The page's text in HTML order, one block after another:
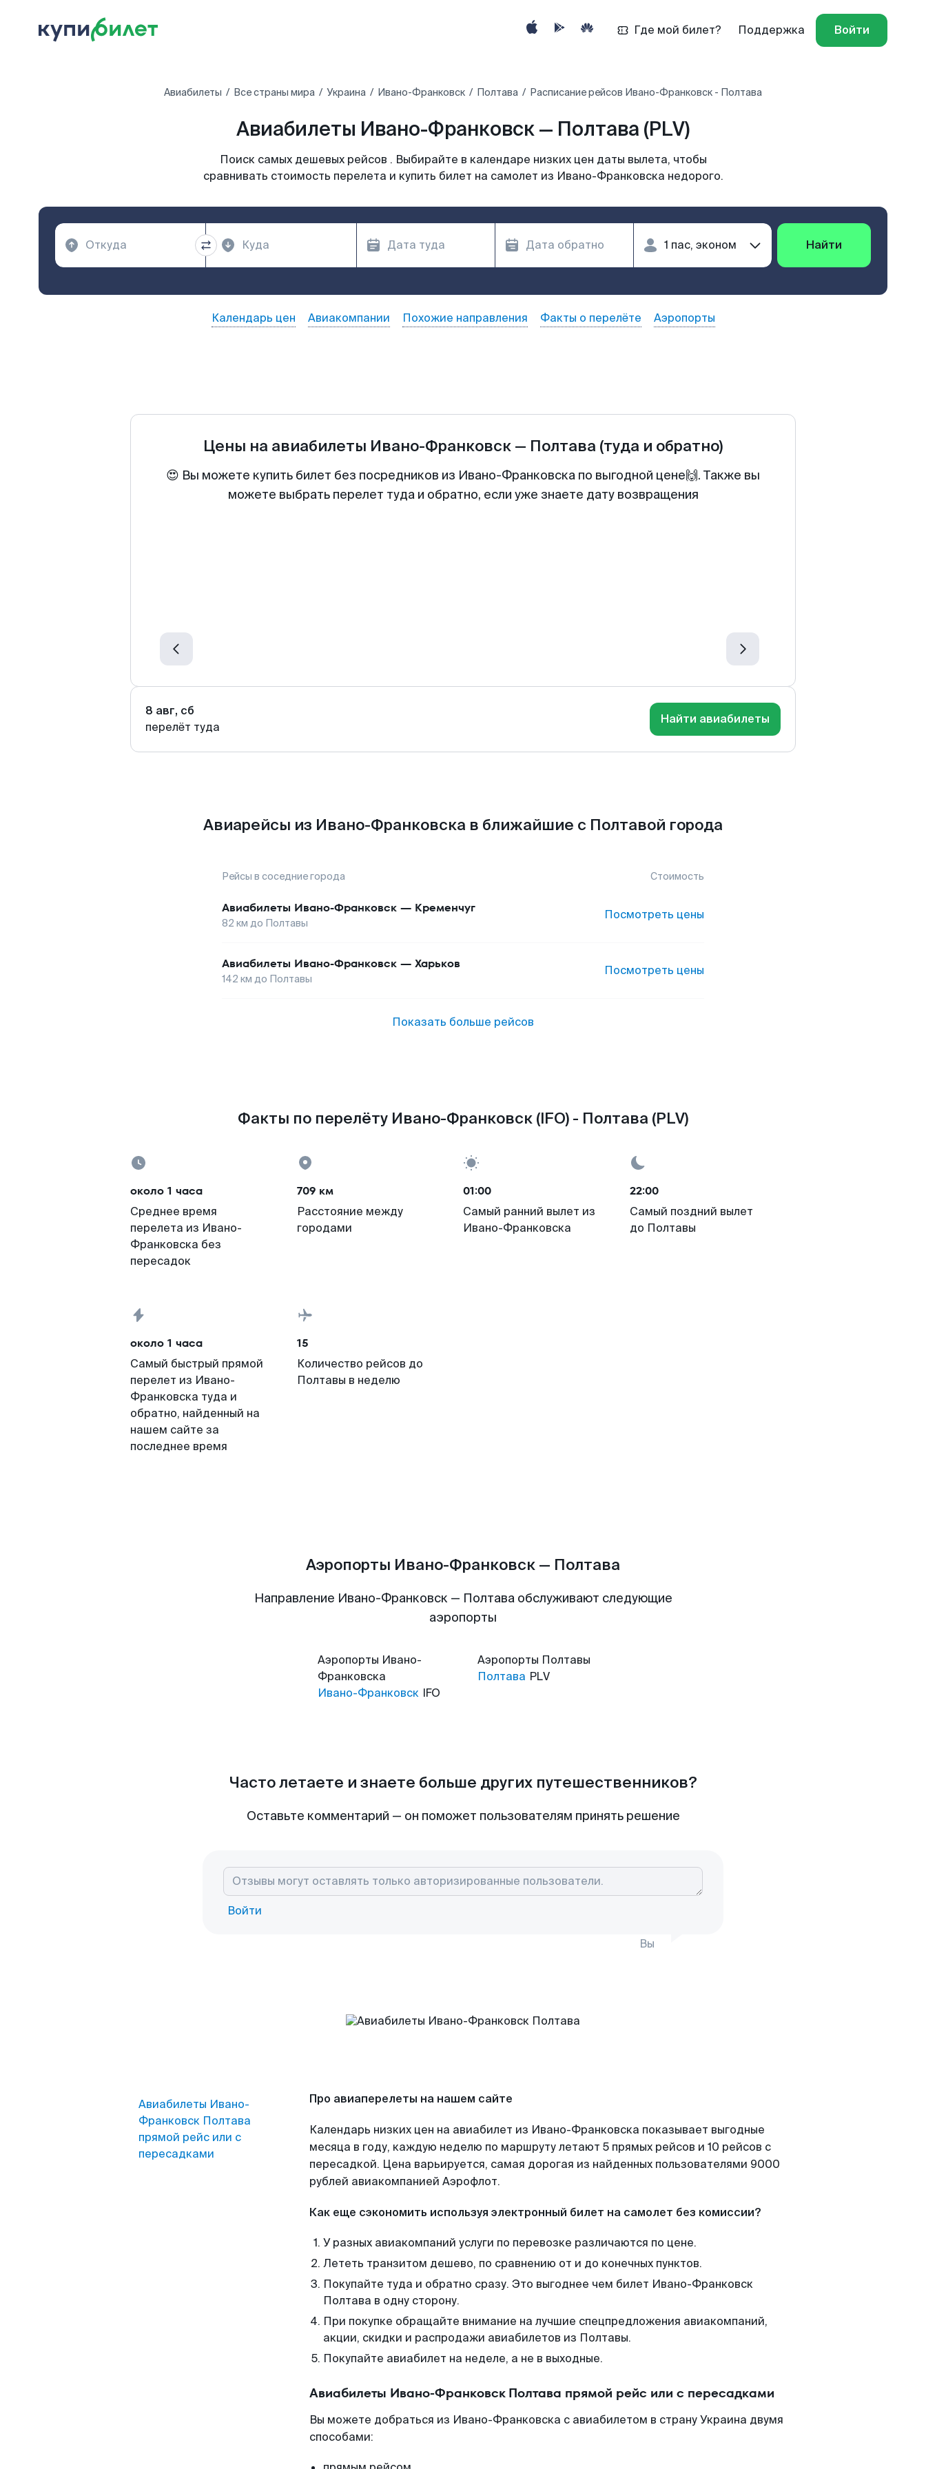
Где мой билет? Поддержка Войти
Авиабилеты Все страны мира Украина Ивано-Франковск Полтава Расписание рейсов Ивано-Франковск - Полтава
Авиабилеты Ивано-Франковск — Полтава (PLV)
Поиск самых дешевых рейсов . Выбирайте в календаре низких цен даты вылета, чтобы
сравнивать стоимость перелета и купить билет на самолет из Ивано-Франковска недорого.
Найти
Календарь цен Авиакомпании Похожие направления Факты о перелёте Аэропорты
Цены на авиабилеты Ивано-Франковск — Полтава (туда и обратно)
😍 Вы можете купить билет без посредников из Ивано-Франковска по выгодной цене🙌. Также вы
можете выбрать перелет туда и обратно, если уже знаете дату возвращения
8 авг, сб
перелёт туда
Найти авиабилеты
Авиарейсы из Ивано-Франковска в ближайшие с Полтавой города
Рейсы в соседние города Стоимость
Авиабилеты Ивано-Франковск — Кременчуг
82 км до Полтавы
Посмотреть цены
Авиабилеты Ивано-Франковск — Харьков
142 км до Полтавы
Посмотреть цены
Показать больше рейсов
Факты по перелёту Ивано-Франковск (IFO) - Полтава (PLV)
около 1 часа
Среднее время
перелета из Ивано-
Франковска без
пересадок
709 км
Расстояние между
городами
01:00
Самый ранний вылет из
Ивано-Франковска
22:00
Самый поздний вылет
до Полтавы
около 1 часа
Самый быстрый прямой
перелет из Ивано-
Франковска туда и
обратно, найденный на
нашем сайте за
последнее время
15
Количество рейсов до
Полтавы в неделю
Аэропорты Ивано-Франковск — Полтава
Направление Ивано-Франковск — Полтава обслуживают следующие
аэропорты
Аэропорты Ивано-
Франковска
Ивано-Франковск IFO
Аэропорты Полтавы
Полтава PLV
Часто летаете и знаете больше других путешественников?
Оставьте комментарий — он поможет пользователям принять решение
Войти
Вы
Авиабилеты Ивано-
Франковск Полтава
прямой рейс или с
пересадками
Про авиаперелеты на нашем сайте
Календарь низких цен на авиабилет из Ивано-Франковска показывает выгодные
месяца в году, каждую неделю по маршруту летают 5 прямых рейсов и 10 рейсов с
пересадкой. Цена варьируется, самая дорогая из найденных пользователями 9000
рублей авиакомпанией Аэрофлот.
Как еще сэкономить используя электронный билет на самолет без комиссии?
У разных авиакомпаний услуги по перевозке различаются по цене.
Лететь транзитом дешево, по сравнению от и до конечных пунктов.
Покупайте туда и обратно сразу. Это выгоднее чем билет Ивано-Франковск
Полтава в одну сторону.
При покупке обращайте внимание на лучшие спецпредложения авиакомпаний,
акции, скидки и распродажи авиабилетов из Полтавы.
Покупайте авиабилет на неделе, а не в выходные.
Авиабилеты Ивано-Франковск Полтава прямой рейс или с пересадками
Вы можете добраться из Ивано-Франковска с авиабилетом в страну Украина двумя
способами: